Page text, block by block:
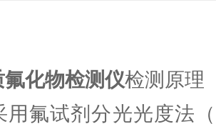
化物检测仪检测原理
用氟试剂分光光度法